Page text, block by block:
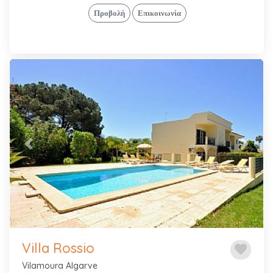
Προβολή Επικοινωνία
Previous Next
favorite
Villa Rossio
Vilamoura Algarve